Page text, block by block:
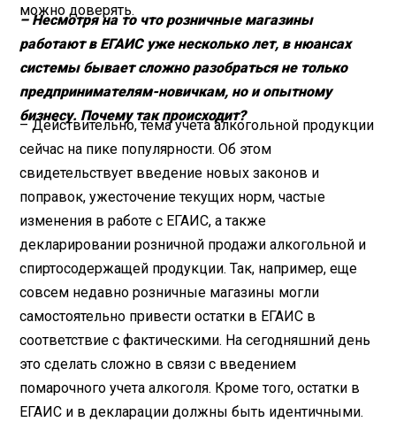
можно доверять.
– Несмотря на то что розничные магазины
работают в ЕГАИС уже несколько лет, в нюансах
системы бывает сложно разобраться не только
предпринимателям-новичкам, но и опытному
бизнесу. Почему так происходит?
– Действительно, тема учета алкогольной продукции
сейчас на пике популярности. Об этом
свидетельствует введение новых законов и
поправок, ужесточение текущих норм, частые
изменения в работе с ЕГАИС, а также
декларировании розничной продажи алкогольной и
спиртосодержащей продукции. Так, например, еще
совсем недавно розничные магазины могли
самостоятельно привести остатки в ЕГАИС в
соответствие с фактическими. На сегодняшний день
это сделать сложно в связи с введением
помарочного учета алкоголя. Кроме того, остатки в
ЕГАИС и в декларации должны быть идентичными.